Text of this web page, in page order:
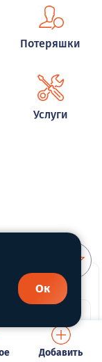
Потеряшки
Услуги
Добавить
Ок